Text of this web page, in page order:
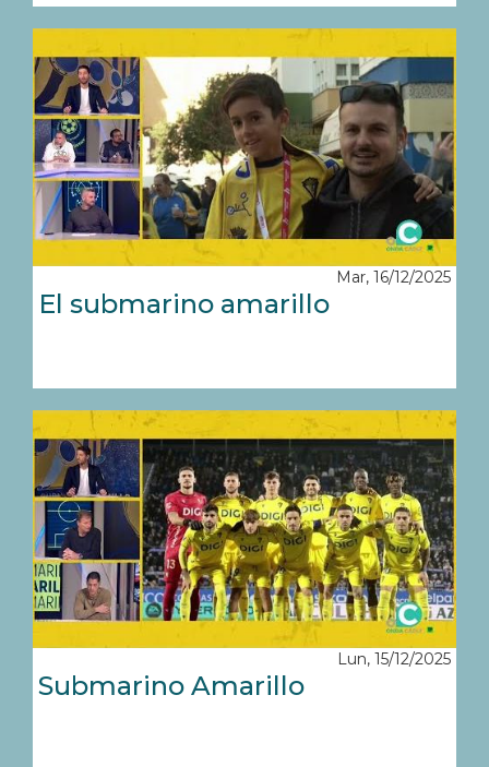
Mar, 16/12/2025
El submarino amarillo
Lun, 15/12/2025
Submarino Amarillo